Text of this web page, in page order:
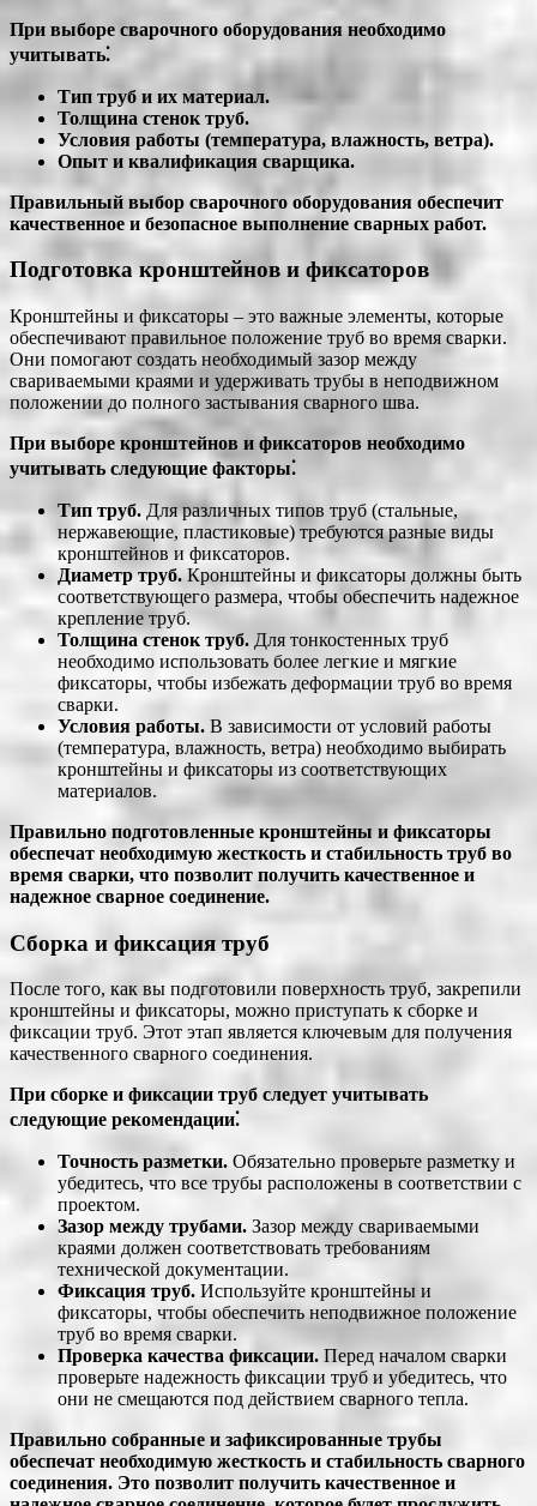
При выборе сварочного оборудования необходимо
учитывать⁚
Тип труб и их материал.
Толщина стенок труб.
Условия работы (температура, влажность, ветра).
Опыт и квалификация сварщика.
Правильный выбор сварочного оборудования обеспечит
качественное и безопасное выполнение сварных работ.
Подготовка кронштейнов и фиксаторов
Кронштейны и фиксаторы – это важные элементы, которые
обеспечивают правильное положение труб во время сварки.
Они помогают создать необходимый зазор между
свариваемыми краями и удерживать трубы в неподвижном
положении до полного застывания сварного шва.
При выборе кронштейнов и фиксаторов необходимо
учитывать следующие факторы⁚
Тип труб. Для различных типов труб (стальные,
нержавеющие, пластиковые) требуются разные виды
кронштейнов и фиксаторов.
Диаметр труб.Кронштейны и фиксаторы должны быть
соответствующего размера, чтобы обеспечить надежное
крепление труб.
Толщина стенок труб. Для тонкостенных труб
необходимо использовать более легкие и мягкие
фиксаторы, чтобы избежать деформации труб во время
сварки.
Условия работы. В зависимости от условий работы
(температура, влажность, ветра) необходимо выбирать
кронштейны и фиксаторы из соответствующих
материалов.
Правильно подготовленные кронштейны и фиксаторы
обеспечат необходимую жесткость и стабильность труб во
время сварки, что позволит получить качественное и
надежное сварное соединение.
Сборка и фиксация труб
После того, как вы подготовили поверхность труб, закрепили
кронштейны и фиксаторы, можно приступать к сборке и
фиксации труб. Этот этап является ключевым для получения
качественного сварного соединения.
При сборке и фиксации труб следует учитывать
следующие рекомендации⁚
Точность разметки. Обязательно проверьте разметку и
убедитесь, что все трубы расположены в соответствии с
проектом.
Зазор между трубами. Зазор между свариваемыми
краями должен соответствовать требованиям
технической документации.
Фиксация труб. Используйте кронштейны и
фиксаторы, чтобы обеспечить неподвижное положение
труб во время сварки.
Проверка качества фиксации. Перед началом сварки
проверьте надежность фиксации труб и убедитесь, что
они не смещаются под действием сварного тепла.
Правильно собранные и зафиксированные трубы
обеспечат необходимую жесткость и стабильность сварного
соединения. Это позволит получить качественное и